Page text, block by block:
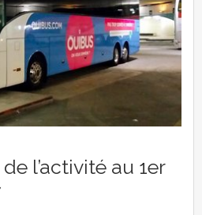
l’activité au 1er